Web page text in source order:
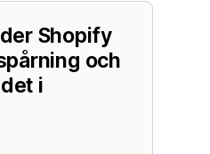
Shopify
och
i